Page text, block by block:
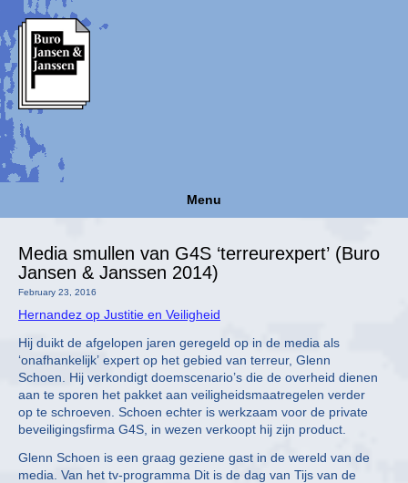
Menu
Media smullen van G4S ‘terreurexpert’ (Buro
Jansen & Janssen 2014)
February 23, 2016
Hernandez op Justitie en Veiligheid
Hij duikt de afgelopen jaren geregeld op in de media als
‘onafhankelijk’ expert op het gebied van terreur, Glenn
Schoen. Hij verkondigt doemscenario’s die de overheid dienen
aan te sporen het pakket aan veiligheidsmaatregelen verder
op te schroeven. Schoen echter is werkzaam voor de private
beveiligingsfirma G4S, in wezen verkoopt hij zijn product.
Glenn Schoen is een graag geziene gast in de wereld van de
media. Van het tv-programma Dit is de dag van Tijs van de